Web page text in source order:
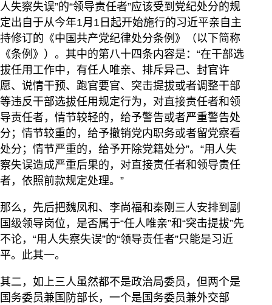
人失察失误”的“领导责任者”应该受到党纪处分的规
定出自于从今年1月1日起开始施行的习近平亲自主
持修订的《中国共产党纪律处分条例》（以下简称
《条例》）。其中的第八十四条内容是：“在干部选
拔任用工作中，有任人唯亲、排斥异己、封官许
愿、说情干预、跑官要官、突击提拔或者调整干部
等违反干部选拔任用规定行为，对直接责任者和领
导责任者，情节较轻的，给予警告或者严重警告处
分；情节较重的，给予撤销党内职务或者留党察看
处分；情节严重的，给予开除党籍处分”。“用人失
察失误造成严重后果的，对直接责任者和领导责任
者，依照前款规定处理。”
那么，先后把魏凤和、李尚福和秦刚三人安排到副
国级领导岗位，是否属于“任人唯亲”和“突击提拔”先
不论，“用人失察失误”的“领导责任者”只能是习近
平。此其一。
其二，如上三人虽然都不是政治局委员，但两个是
国务委员兼国防部长，一个是国务委员兼外交部